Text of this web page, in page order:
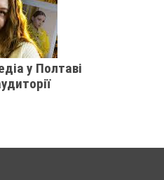
у Полтаві